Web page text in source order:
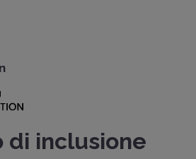
di inclusione